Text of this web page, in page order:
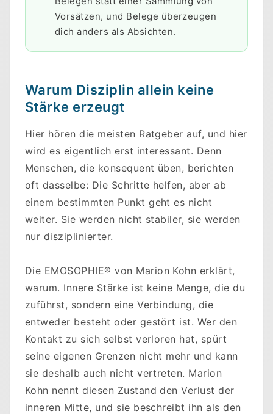
Skip to main content
Vorsätzen, und Belege überzeugen
dich anders als Absichten.
Warum Disziplin allein keine
Stärke erzeugt
Hier hören die meisten Ratgeber auf, und hier
wird es eigentlich erst interessant. Denn
Menschen, die konsequent üben, berichten
oft dasselbe: Die Schritte helfen, aber ab
einem bestimmten Punkt geht es nicht
weiter. Sie werden nicht stabiler, sie werden
nur disziplinierter.
Die EMOSOPHIE® von Marion Kohn erklärt,
warum. Innere Stärke ist keine Menge, die du
zuführst, sondern eine Verbindung, die
entweder besteht oder gestört ist. Wer den
Kontakt zu sich selbst verloren hat, spürt
seine eigenen Grenzen nicht mehr und kann
sie deshalb auch nicht vertreten. Marion
Kohn nennt diesen Zustand den Verlust der
inneren Mitte, und sie beschreibt ihn als den